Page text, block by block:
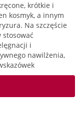
krótkie i
kosmyk, a innym
Na szczęście
stosować
i
nawilżenia,